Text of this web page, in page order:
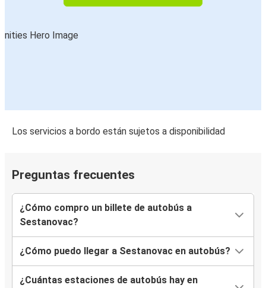
Los servicios a bordo están sujetos a disponibilidad
Preguntas frecuentes
¿Cómo compro un billete de autobús a
Sestanovac?
¿Cómo puedo llegar a Sestanovac en autobús?
¿Cuántas estaciones de autobús hay en